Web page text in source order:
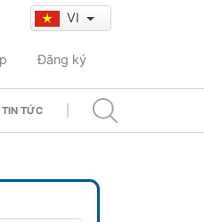
VI
Đăng ký
TIN TỨC